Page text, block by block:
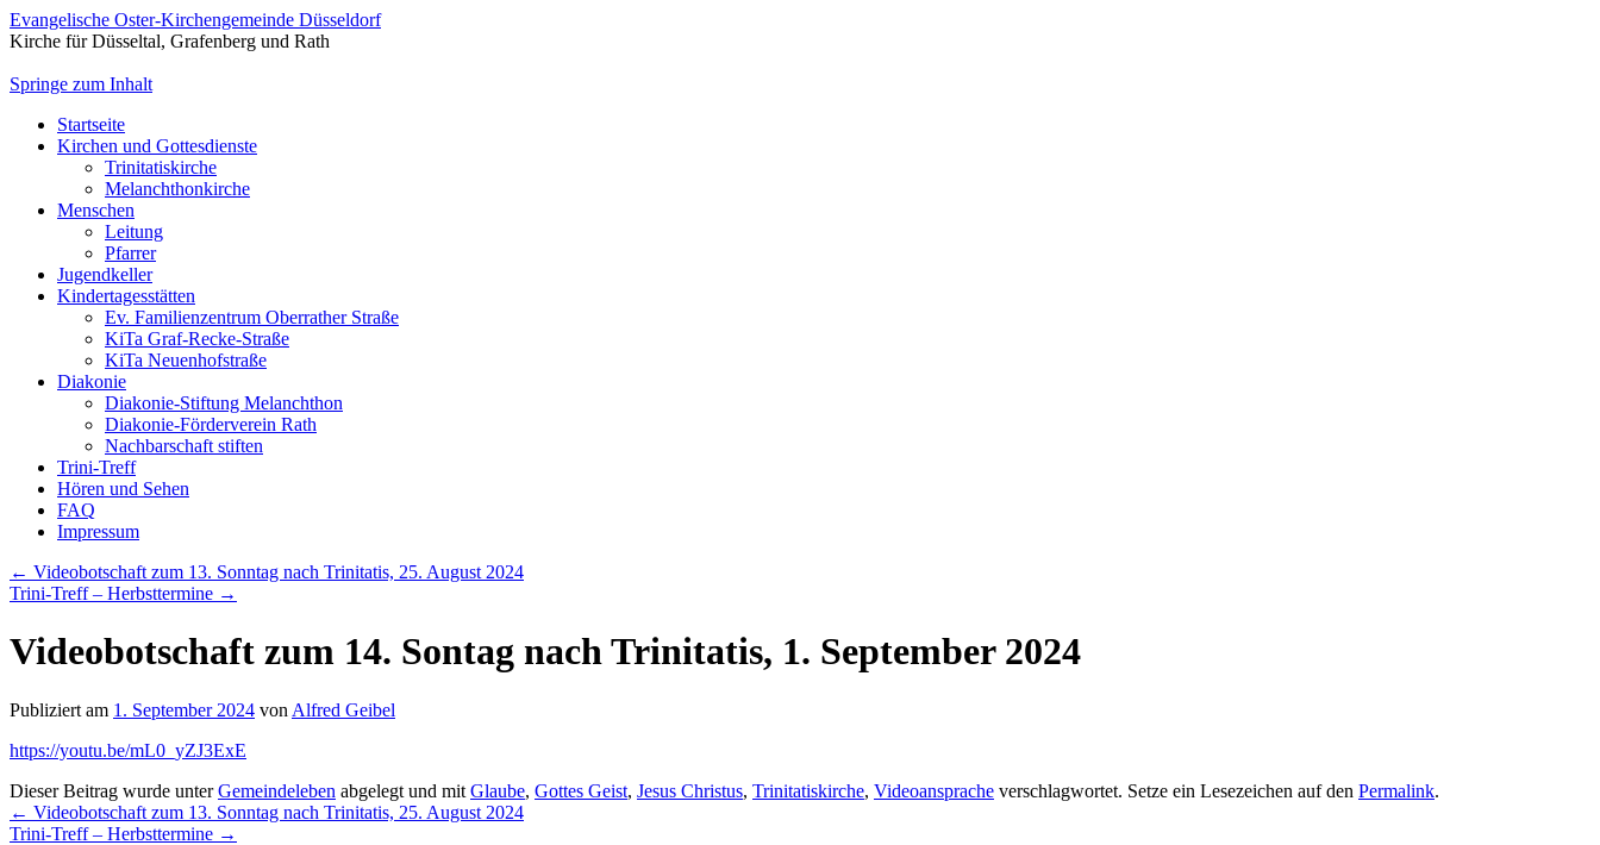
Evangelische Oster-Kirchengemeinde Düsseldorf
Kirche für Düsseltal, Grafenberg und Rath
Springe zum Inhalt
Startseite
Kirchen und Gottesdienste
Trinitatiskirche
Melanchthonkirche
Menschen
Leitung
Pfarrer
Jugendkeller
Kindertagesstätten
Ev. Familienzentrum Oberrather Straße
KiTa Graf-Recke-Straße
KiTa Neuenhofstraße
Diakonie
Diakonie-Stiftung Melanchthon
Diakonie-Förderverein Rath
Nachbarschaft stiften
Trini-Treff
Hören und Sehen
FAQ
Impressum
← Videobotschaft zum 13. Sonntag nach Trinitatis, 25. August 2024
Trini-Treff – Herbsttermine →
Videobotschaft zum 14. Sontag nach Trinitatis, 1. September 2024
Publiziert am 1. September 2024 von Alfred Geibel
https://youtu.be/mL0_yZJ3ExE
Dieser Beitrag wurde unterGemeindeleben abgelegt und mit Glaube, Gottes Geist, Jesus Christus, Trinitatiskirche, Videoansprache verschlagwortet. Setze ein Lesezeichen auf den Permalink.
← Videobotschaft zum 13. Sonntag nach Trinitatis, 25. August 2024
Trini-Treff – Herbsttermine →